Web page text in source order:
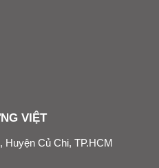
VIỆT
Củ Chi, TP.HCM